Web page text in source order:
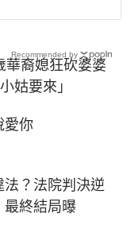
華裔媳狂砍婆婆
姑要來」
愛你
？法院判決逆
終結局曝
Recommended by